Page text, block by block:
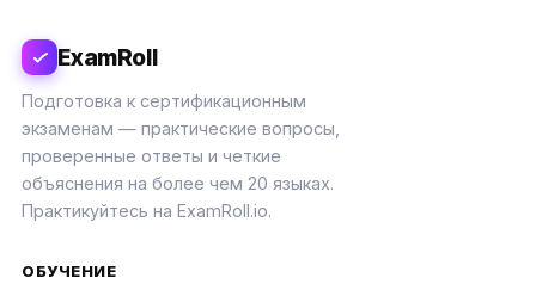
ExamRoll
Подготовка к сертификационным
экзаменам — практические вопросы,
проверенные ответы и четкие
объяснения на более чем 20 языках.
Практикуйтесь на ExamRoll.io.
ОБУЧЕНИЕ